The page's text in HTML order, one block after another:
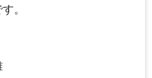
。